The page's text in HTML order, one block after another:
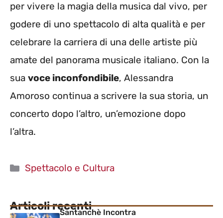
per vivere la magia della musica dal vivo, per
godere di uno spettacolo di alta qualità e per
celebrare la carriera di una delle artiste più
amate del panorama musicale italiano. Con la
sua voce inconfondibile, Alessandra
Amoroso continua a scrivere la sua storia, un
concerto dopo l’altro, un’emozione dopo
l’altra.
Categorie
Spettacolo e Cultura
Articoli recentiSantanchè Incontra